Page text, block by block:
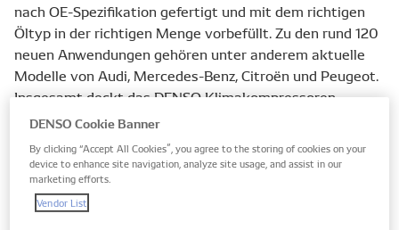
nach OE-Spezifikation gefertigt und mit dem richtigen
Öltyp in der richtigen Menge vorbefüllt. Zu den rund 120
neuen Anwendungen gehören unter anderem aktuelle
Modelle von Audi, Mercedes-Benz, Citroën und Peugeot.
Insgesamt deckt das DENSO Klimakompressoren-
Programm für Aftermarket-Kunden mehr als 2.500
Fahrzeuganwendungen ab.
Alle Details zur aktuellen Programm-Erweiterung finden
Sie im DENSO E-Katalog unter
DENSO Cookie Banner
By clicking “Accept All Cookies”, you agree to the storing of cookies on your
device to enhance site navigation, analyze site usage, and assist in our
marketing efforts.
Vendor List